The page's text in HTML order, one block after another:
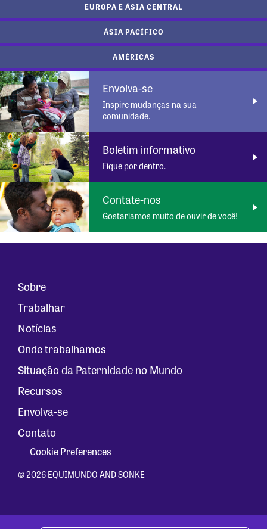
EUROPA E ÁSIA CENTRAL
ÁSIA PACÍFICO
AMÉRICAS
Envolva-se
Inspire mudanças na sua
comunidade.
Boletim informativo
Fique por dentro.
Contate-nos
Gostaríamos muito de ouvir de você!
Sobre
Trabalhar
Notícias
Onde trabalhamos
Situação da Paternidade no Mundo
Recursos
Envolva-se
Contato
Cookie Preferences
© 2026 EQUIMUNDO AND SONKE